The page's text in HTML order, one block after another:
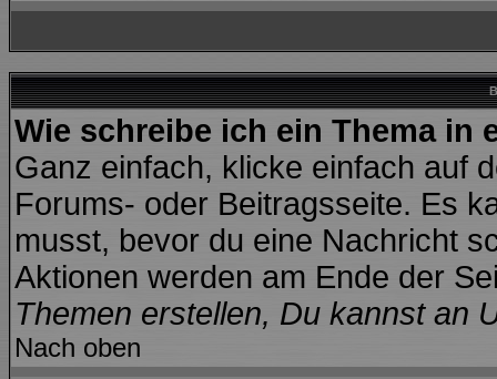
Wie schreibe ich ein Thema in
Ganz einfach, klicke einfach auf
Forums- oder Beitragsseite. Es
musst, bevor du eine Nachricht
Aktionen werden am Ende der
Themen erstellen, Du kannst an
Nach oben